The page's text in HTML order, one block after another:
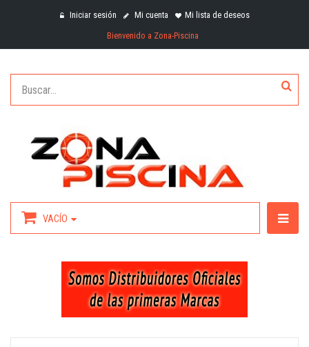
Iniciar sesión Mi cuenta
Mi lista de deseos
Bienvenido a Zona-Piscina
VACÍO